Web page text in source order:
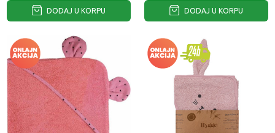
DODAJ U KORPU DODAJ U KORPU